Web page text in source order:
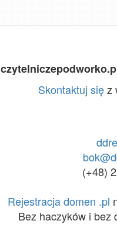
Skontaktuj sięz
(+48)
Rejestracja domen .pl
Bez haczyków i bez